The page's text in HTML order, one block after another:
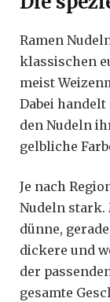
Ramen
klassischen
meist
Dabei
den Nudeln
gelbliche
Je nach
Nudeln stark.
dünne,
dickere und
der
gesamte